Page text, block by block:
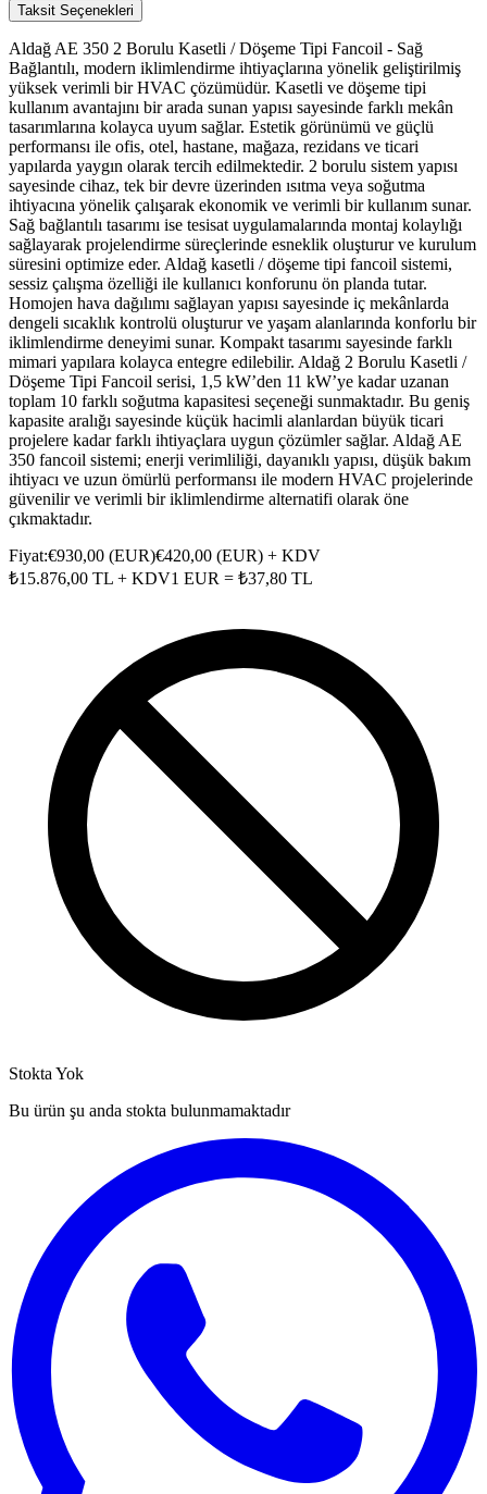
Taksit Seçenekleri
Aldağ AE 350 2 Borulu Kasetli / Döşeme Tipi Fancoil - Sağ
Bağlantılı, modern iklimlendirme ihtiyaçlarına yönelik geliştirilmiş
yüksek verimli bir HVAC çözümüdür. Kasetli ve döşeme tipi
kullanım avantajını bir arada sunan yapısı sayesinde farklı mekân
tasarımlarına kolayca uyum sağlar. Estetik görünümü ve güçlü
performansı ile ofis, otel, hastane, mağaza, rezidans ve ticari
yapılarda yaygın olarak tercih edilmektedir. 2 borulu sistem yapısı
sayesinde cihaz, tek bir devre üzerinden ısıtma veya soğutma
ihtiyacına yönelik çalışarak ekonomik ve verimli bir kullanım sunar.
Sağ bağlantılı tasarımı ise tesisat uygulamalarında montaj kolaylığı
sağlayarak projelendirme süreçlerinde esneklik oluşturur ve kurulum
süresini optimize eder. Aldağ kasetli / döşeme tipi fancoil sistemi,
sessiz çalışma özelliği ile kullanıcı konforunu ön planda tutar.
Homojen hava dağılımı sağlayan yapısı sayesinde iç mekânlarda
dengeli sıcaklık kontrolü oluşturur ve yaşam alanlarında konforlu bir
iklimlendirme deneyimi sunar. Kompakt tasarımı sayesinde farklı
mimari yapılara kolayca entegre edilebilir. Aldağ 2 Borulu Kasetli /
Döşeme Tipi Fancoil serisi, 1,5 kW’den 11 kW’ye kadar uzanan
toplam 10 farklı soğutma kapasitesi seçeneği sunmaktadır. Bu geniş
kapasite aralığı sayesinde küçük hacimli alanlardan büyük ticari
projelere kadar farklı ihtiyaçlara uygun çözümler sağlar. Aldağ AE
350 fancoil sistemi; enerji verimliliği, dayanıklı yapısı, düşük bakım
ihtiyacı ve uzun ömürlü performansı ile modern HVAC projelerinde
güvenilir ve verimli bir iklimlendirme alternatifi olarak öne
çıkmaktadır.
Fiyat:€930,00 (EUR)€420,00 (EUR) + KDV
₺15.876,00 TL + KDV1 EUR = ₺37,80 TL
Stokta Yok
Bu ürün şu anda stokta bulunmamaktadır